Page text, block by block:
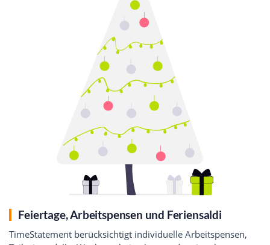
Feiertage, Arbeitspensen und Feriensaldi
TimeStatement berücksichtigt individuelle Arbeitspensen,